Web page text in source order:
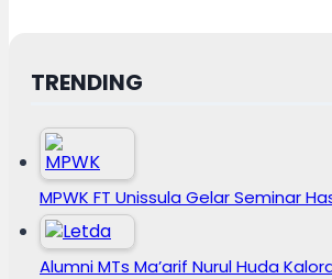
TRENDING
MPWK FT Unissula Gelar Seminar
Alumni MTs Ma’arif Nurul Huda